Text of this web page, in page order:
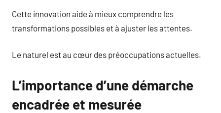
Cette innovation aide à mieux comprendre les
transformations possibles et à ajuster les attentes.
Le naturel est au cœur des préoccupations actuelles.
L’importance d’une démarche
encadrée et mesurée